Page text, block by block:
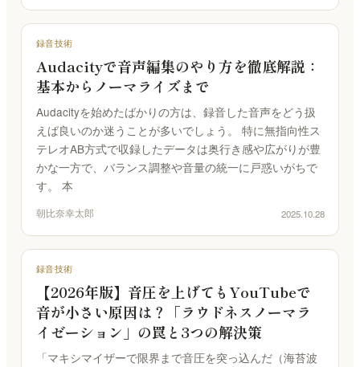
録音技術
Audacityで音声編集のやり方を徹底解説：
基本からノーマライズまで
Audacityを始めたばかりの方は、録音した音声をどう扱
えば良いのか迷うことが多いでしょう。 特に無指向性ス
テレオAB方式で収録したデータは奥行き感や広がりが豊
かな一方で、バランス調整や音量の統一に戸惑いがちで
す。 本
朝比奈幸太郎 2025.10.28
録音技術
【2026年版】音圧を上げてもYouTubeで
音が小さい原因は？「ラウドネスノーマラ
イゼーション」の罠と3つの解決策
「マキシマイザーで限界まで音圧を突っ込んだ（海苔波